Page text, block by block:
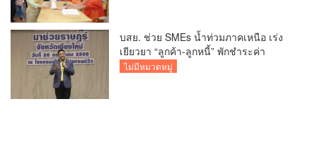
บสย. ช่วย SMEs น้ำท่วมภาคเหนือ เร่ง
เยียวยา “ลูกค้า-ลูกหนี้” พักชำระค่า
ธรรมเนียม-ค่างวด
ไม่มีหมวดหมู่